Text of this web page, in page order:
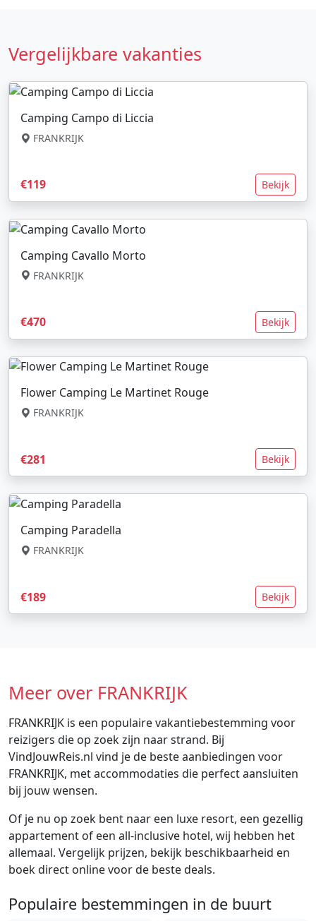
Vergelijkbare vakanties
Camping Campo di Liccia
FRANKRIJK
€119 Bekijk
Camping Cavallo Morto
FRANKRIJK
€470 Bekijk
Flower Camping Le Martinet Rouge
FRANKRIJK
€281 Bekijk
Camping Paradella
FRANKRIJK
€189 Bekijk
Meer over FRANKRIJK
FRANKRIJK is een populaire vakantiebestemming voor
reizigers die op zoek zijn naar strand. Bij
VindJouwReis.nl vind je de beste aanbiedingen voor
FRANKRIJK, met accommodaties die perfect aansluiten
bij jouw wensen.
Of je nu op zoek bent naar een luxe resort, een gezellig
appartement of een all-inclusive hotel, wij hebben het
allemaal. Vergelijk prijzen, bekijk beschikbaarheid en
boek direct online voor de beste deals.
Populaire bestemmingen in de buurt